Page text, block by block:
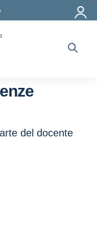
del docente